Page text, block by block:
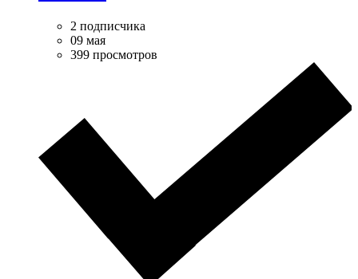
2 подписчика
09 мая
399 просмотров